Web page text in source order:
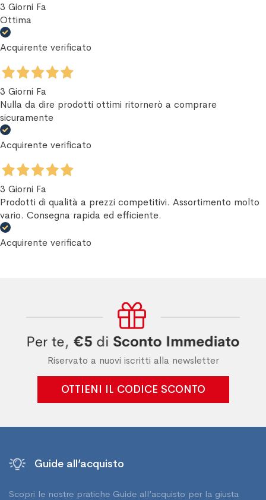
3 Giorni Fa
Ottima
Acquirente verificato
3 Giorni Fa
Nulla da dire prodotti ottimi ritornerò a comprare
sicuramente
Acquirente verificato
3 Giorni Fa
Prodotti di qualità a prezzi competitivi. Assortimento molto
vario. Consegna rapida ed efficiente.
Acquirente verificato
Riservato a nuovi iscritti alla newsletter
OTTIENI IL CODICE SCONTO
Guide all’acquisto
Scopri le nostre pratiche Guide all’acquisto per la giusta